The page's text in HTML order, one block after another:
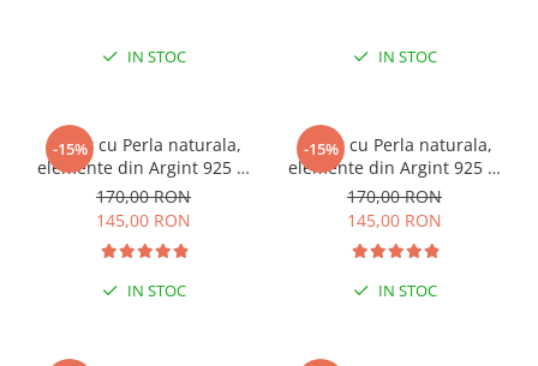
IN STOC IN STOC
-15%
Colier cu Perla naturala,
elemente din Argint 925 si
margele Miyuki, multicolor
170,00 RON
145,00 RON
IN STOC
-15%
Colier cu Perla naturala,
elemente din Argint 925 si
margele Miyuki, verde/kiwi
170,00 RON
145,00 RON
IN STOC